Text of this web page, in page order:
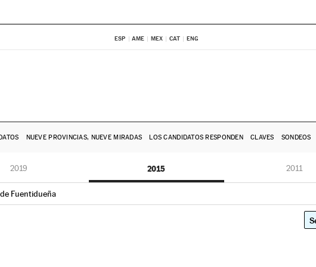
ESP AME MEX CAT ENG
NUEVE PROVINCIAS, NUEVE MIRADAS LOS CANDIDATOS RESPONDEN CLAVES SONDEOS
2019 2015 2011
Fuentidueña